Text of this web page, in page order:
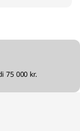
75 000 kr.